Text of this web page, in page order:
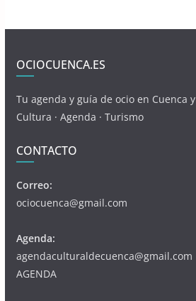
OCIOCUENCA.ES
Tu agenda y guía de ocio en Cuenca
Cultura · Agenda · Turismo
CONTACTO
Correo:
ociocuenca@gmail.com
Agenda:
agendaculturaldecuenca@gmail.com
AGENDA